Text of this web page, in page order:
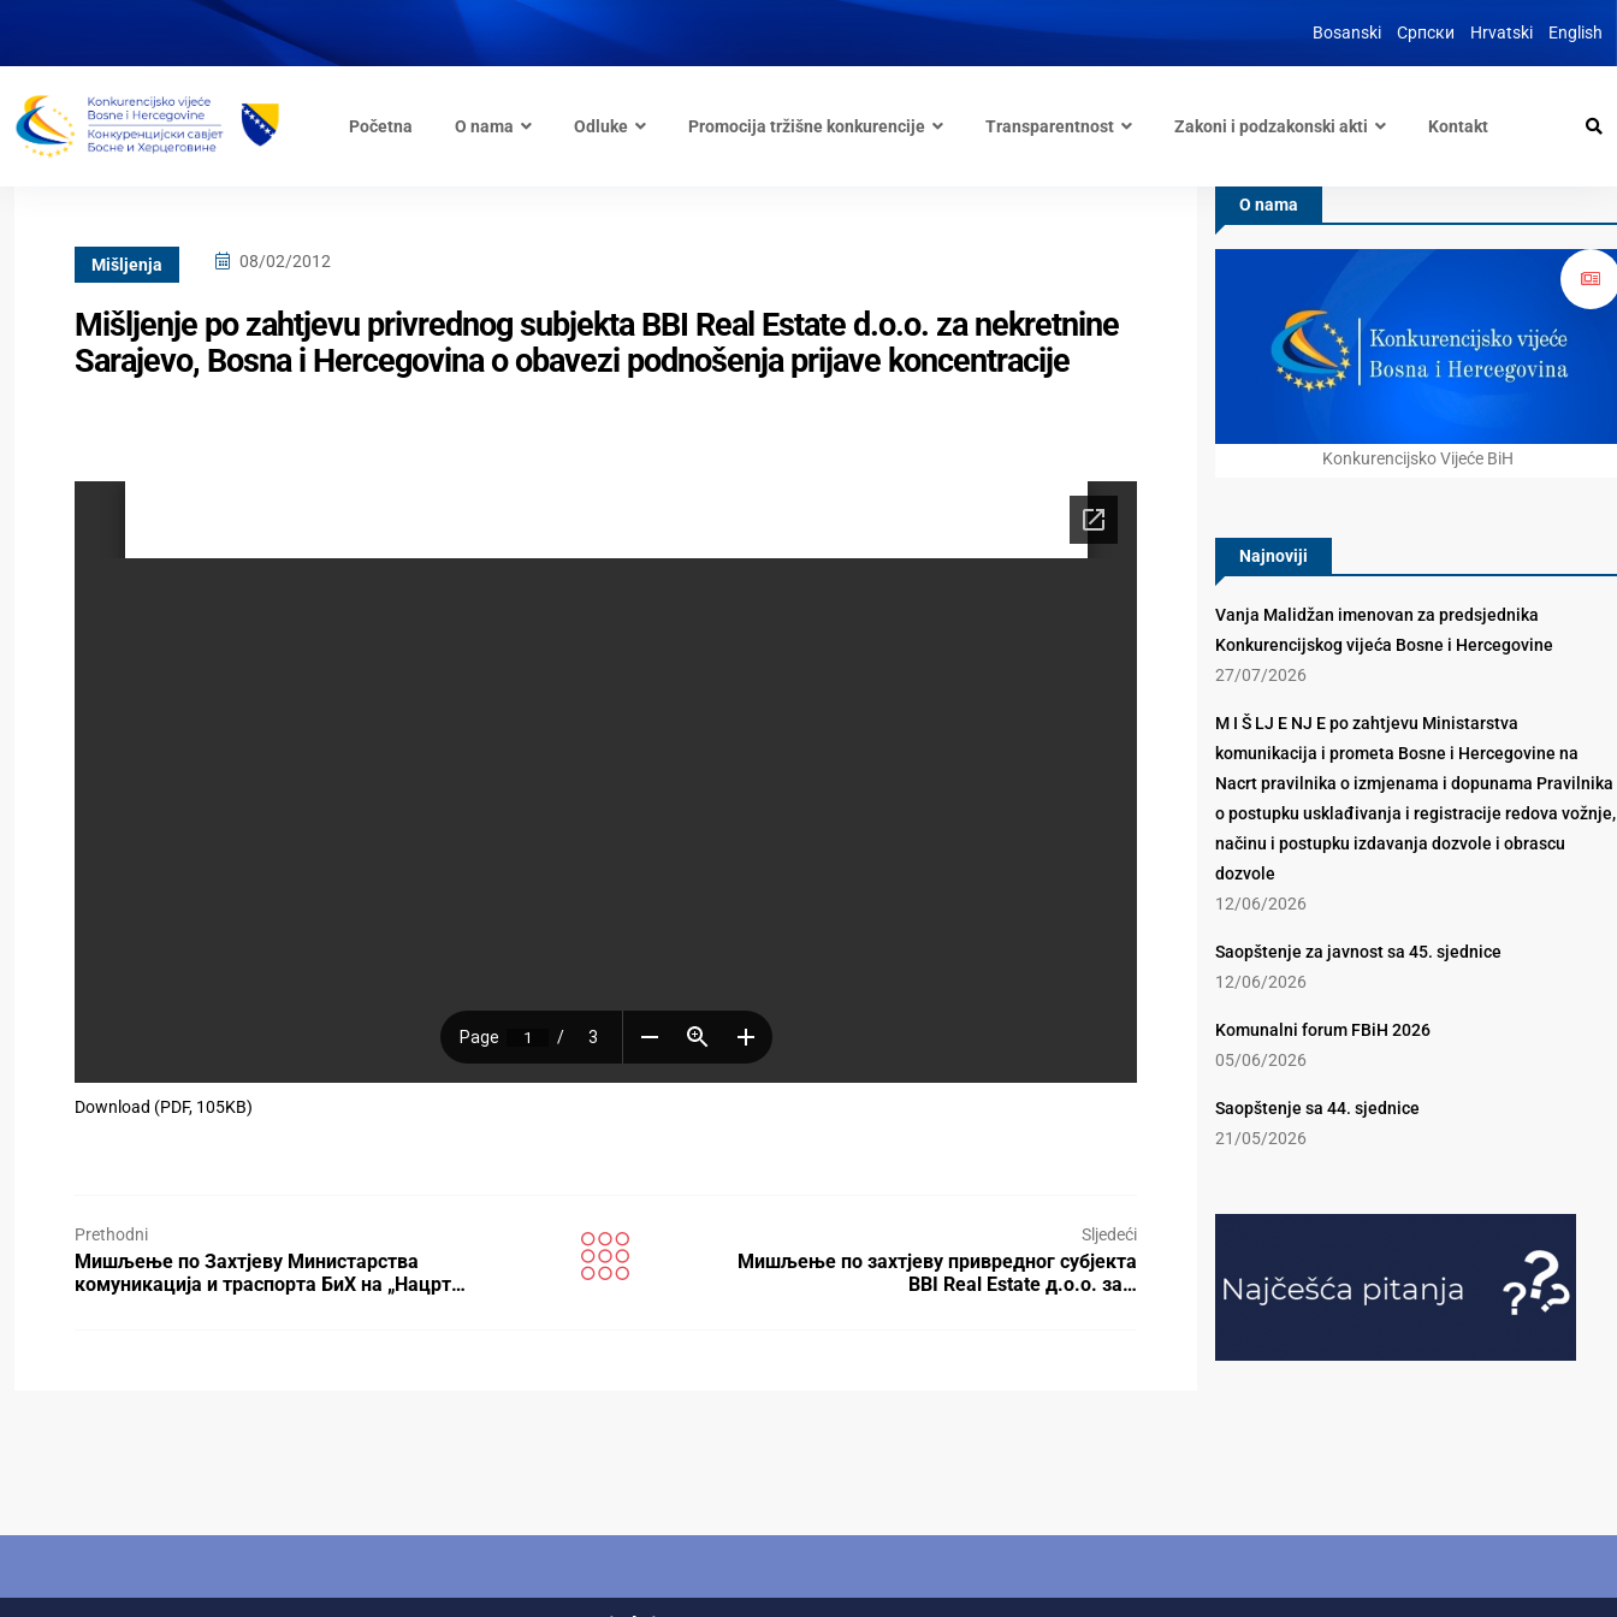
Bosanski Српски Hrvatski English
Početna O nama Odluke Promocija tržišne konkurencije Transparentnost Zakoni i podzakonski akti Kontakt
Mišljenja 08/02/2012
Mišljenje po zahtjevu privrednog subjekta BBI Real Estate d.o.o. za nekretnine
Sarajevo, Bosna i Hercegovina o obavezi podnošenja prijave koncentracije
Download (PDF, 105KB)
Prethodni
Мишљење по Захтјеву Министарства
комуникација и траспорта БиХ на „Нацрт…
Sljedeći
Мишљење по захтјеву привредног субјекта
BBI Real Estate д.о.о. за…
O nama
Konkurencijsko Vijeće BiH
Najnoviji
Vanja Malidžan imenovan za predsjednika
Konkurencijskog vijeća Bosne i Hercegovine
27/07/2026
M I Š LJ E NJ E po zahtjevu Ministarstva
komunikacija i prometa Bosne i Hercegovine na
Nacrt pravilnika o izmjenama i dopunama Pravilnika
o postupku usklađivanja i registracije redova vožnje,
načinu i postupku izdavanja dozvole i obrascu
dozvole
12/06/2026
Saopštenje za javnost sa 45. sjednice
12/06/2026
Komunalni forum FBiH 2026
05/06/2026
Saopštenje sa 44. sjednice
21/05/2026